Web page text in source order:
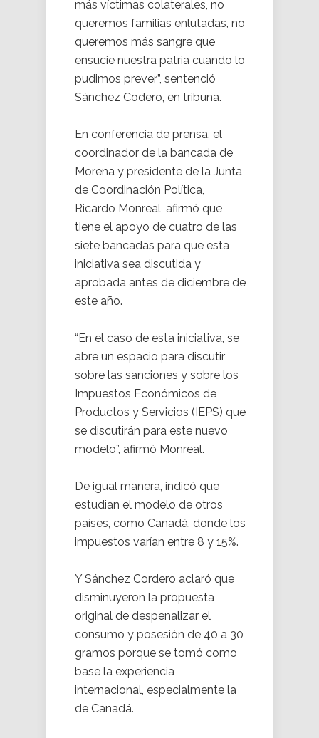
más víctimas colaterales, no
queremos familias enlutadas, no
queremos más sangre que
ensucie nuestra patria cuando lo
pudimos prever”, sentenció
Sánchez Codero, en tribuna.
En conferencia de prensa, el
coordinador de la bancada de
Morena y presidente de la Junta
de Coordinación Política,
Ricardo Monreal, afirmó que
tiene el apoyo de cuatro de las
siete bancadas para que esta
iniciativa sea discutida y
aprobada antes de diciembre de
este año.
“En el caso de esta iniciativa, se
abre un espacio para discutir
sobre las sanciones y sobre los
Impuestos Económicos de
Productos y Servicios (IEPS) que
se discutirán para este nuevo
modelo”, afirmó Monreal.
De igual manera, indicó que
estudian el modelo de otros
países, como Canadá, donde los
impuestos varían entre 8 y 15%.
Y Sánchez Cordero aclaró que
disminuyeron la propuesta
original de despenalizar el
consumo y posesión de 40 a 30
gramos porque se tomó como
base la experiencia
internacional, especialmente la
de Canadá.